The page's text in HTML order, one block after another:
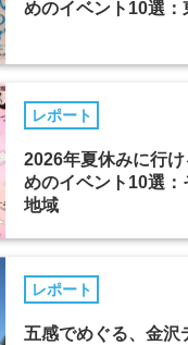
めのイベント10選：
レポート
2026年夏休みに行
めのイベント10選：
地域
レポート
五感でめぐる、金沢